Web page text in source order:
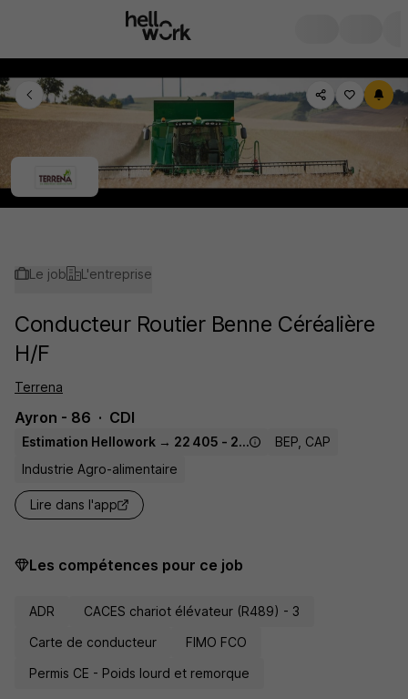
Le job L'entreprise
Conducteur Routier Benne Céréalière
H/F
Terrena
Ayron - 86 CDI
Estimation Hellowork → 22 405 - 24 450 € / an
BEP, CAP
Industrie Agro-alimentaire
Lire dans l'app
Les compétences pour ce job
ADR
CACES chariot élévateur (R489) - 3
Carte de conducteur
FIMO FCO
Permis CE - Poids lourd et remorque